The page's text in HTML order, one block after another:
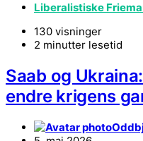
Liberalistiske
130 visninger
2 minutter lesetid
Saab og
endre krigens